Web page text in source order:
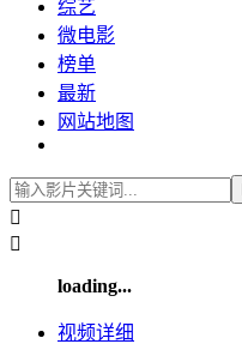
综艺
微电影
榜单
最新
网站地图


loading...
视频详细